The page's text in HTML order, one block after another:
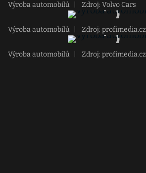
Výroba automobilů Zdroj: Volvo Cars
Výroba automobilů Zdroj: profimedia.cz
Výroba automobilů Zdroj: profimedia.cz